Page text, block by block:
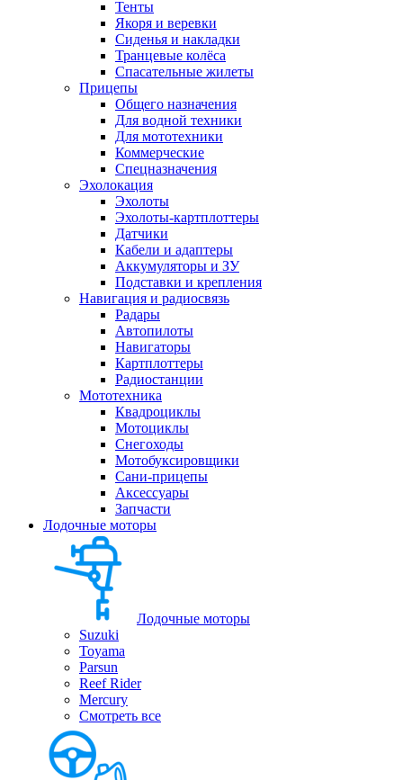
Тенты
Якоря и веревки
Сиденья и накладки
Транцевые колёса
Спасательные жилеты
Прицепы
Общего назначения
Для водной техники
Для мототехники
Коммерческие
Спецназначения
Эхолокация
Эхолоты
Эхолоты-картплоттеры
Датчики
Кабели и адаптеры
Аккумуляторы и ЗУ
Подставки и крепления
Навигация и радиосвязь
Радары
Автопилоты
Навигаторы
Картплоттеры
Радиостанции
Мототехника
Квадроциклы
Мотоциклы
Снегоходы
Мотобуксировщики
Сани-прицепы
Аксессуары
Запчасти
Лодочные моторы
Лодочные моторы
Suzuki
Toyama
Parsun
Reef Rider
Mercury
Смотреть все